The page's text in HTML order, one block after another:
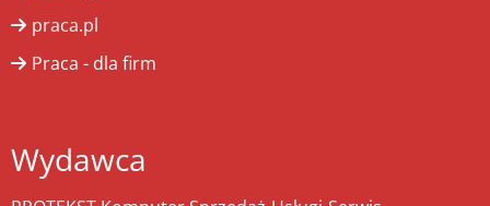
praca.pl
Praca - dla firm
Wydawca